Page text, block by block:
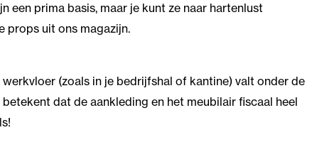
een prima basis, maar je kunt ze naar hartenlust
props uit ons magazijn.
(zoals in je bedrijfshal of kantine) valt onder de
dat de aankleding en het meubilair fiscaal heel